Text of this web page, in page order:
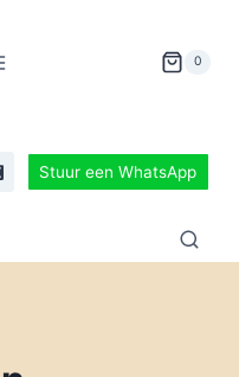
0
Stuur een WhatsApp